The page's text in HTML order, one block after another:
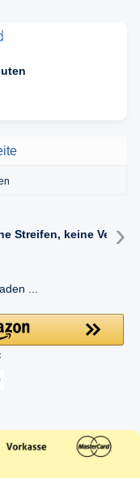
Streifen, keine ›
...